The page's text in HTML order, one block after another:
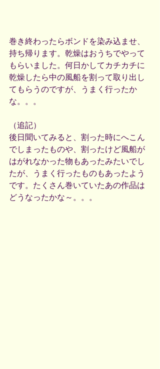
巻き終わったらボンドを染み込ませ、
持ち帰ります。乾燥はおうちでやって
もらいました。何日かしてカチカチに
乾燥したら中の風船を割って取り出し
てもらうのですが、うまく行ったか
な。。。
（追記）
後日聞いてみると、割った時にへこん
でしまったものや、割ったけど風船が
はがれなかった物もあったみたいでし
たが、うまく行ったものもあったよう
です。たくさん巻いていたあの作品は
どうなったかな～。。。